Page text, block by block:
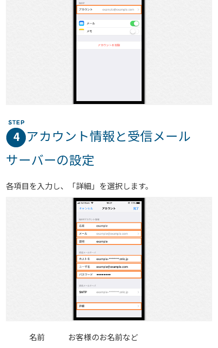
4 アカウント情報と受信メール
サーバーの設定
各項目を入力し、「詳細」を選択します。
名前
お客様のお名前など